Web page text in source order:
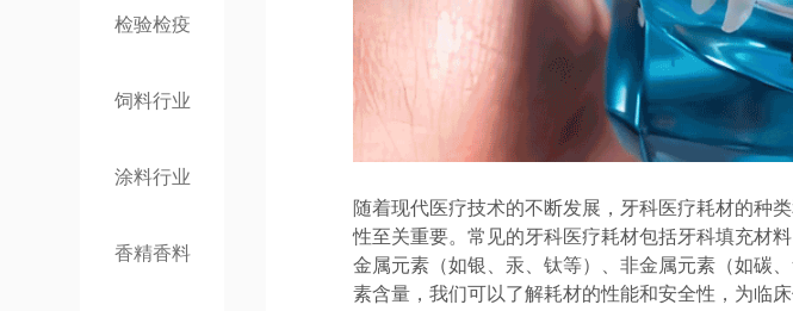
检验检疫
饲料行业
涂料行业
香精香料
随着现代医疗技术的不断发展，牙科医疗耗材的种
性至关重要。常见的牙科医疗耗材包括牙科填充材
金属元素（如银、汞、钛等）、非金属元素（如碳
素含量，我们可以了解耗材的性能和安全性，为临